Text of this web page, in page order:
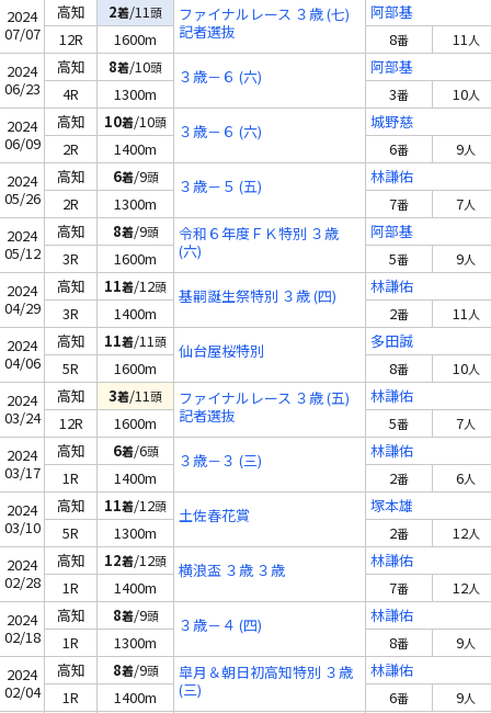
2024
07/07
高知 2着/11頭
ファイナルレース ３歳 (七)
記者選抜
阿部基
12R
1600m 8番 11人
2024
06/23
高知 8着/10頭 ３歳－６ (六)
阿部基
4R
1300m 3番 10人
2024
06/09
高知 10着/10頭 ３歳－６ (六)
城野慈
2R
1400m 6番 9人
2024
05/26
高知 6着/9頭 ３歳－５ (五)
林謙佑
2R
1300m 7番 7人
2024
05/12
高知 8着/9頭
令和６年度ＦＫ特別 ３歳
(六)
阿部基
3R
1600m 5番 9人
2024
04/29
高知 11着/12頭 基嗣誕生祭特別 ３歳 (四)
林謙佑
3R
1400m 2番 11人
2024
04/06
高知 11着/11頭 仙台屋桜特別
多田誠
5R
1600m 8番 10人
2024
03/24
高知 3着/11頭
ファイナルレース ３歳 (五)
記者選抜
林謙佑
12R
1600m 5番 7人
2024
03/17
高知 6着/6頭 ３歳－３ (三)
林謙佑
1R
1400m 2番 6人
2024
03/10
高知 11着/12頭 土佐春花賞
塚本雄
5R
1300m 2番 12人
2024
02/28
高知 12着/12頭 横浪盃 ３歳 ３歳
林謙佑
1R
1400m 7番 12人
2024
02/18
高知 8着/9頭 ３歳－４ (四)
林謙佑
1R
1300m 8番 9人
2024
02/04
高知 8着/9頭
皐月＆朝日初高知特別 ３歳
(三)
林謙佑
1R
1400m 6番 9人